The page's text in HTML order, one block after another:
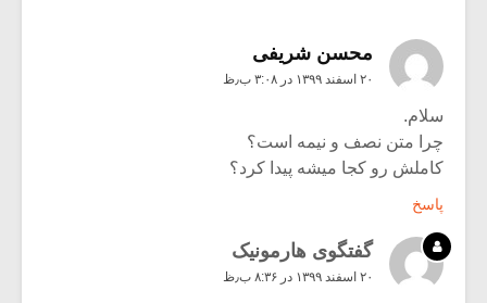
محسن شریفی
۲۰ اسفند ۱۳۹۹ در ۳:۰۸ ب٫ظ
سلام.
چرا متن نصف و نیمه است؟
کاملش رو کجا میشه پیدا کرد؟
پاسخ
گفتگوی هارمونیک
۲۰ اسفند ۱۳۹۹ در ۸:۳۶ ب٫ظ